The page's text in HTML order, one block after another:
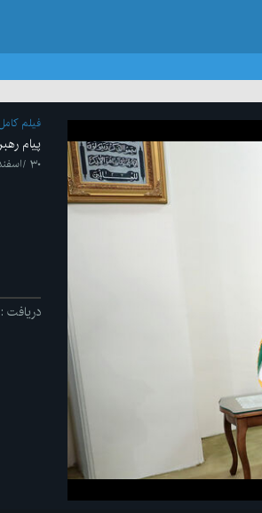
فیلم
پیام
۳۰ /اسفند/ ۱۴۰۳
دریافت :